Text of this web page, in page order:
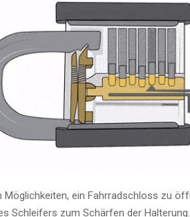
Möglichkeiten, ein Fahrradschloss zu
Schleifers zum Schärfen der